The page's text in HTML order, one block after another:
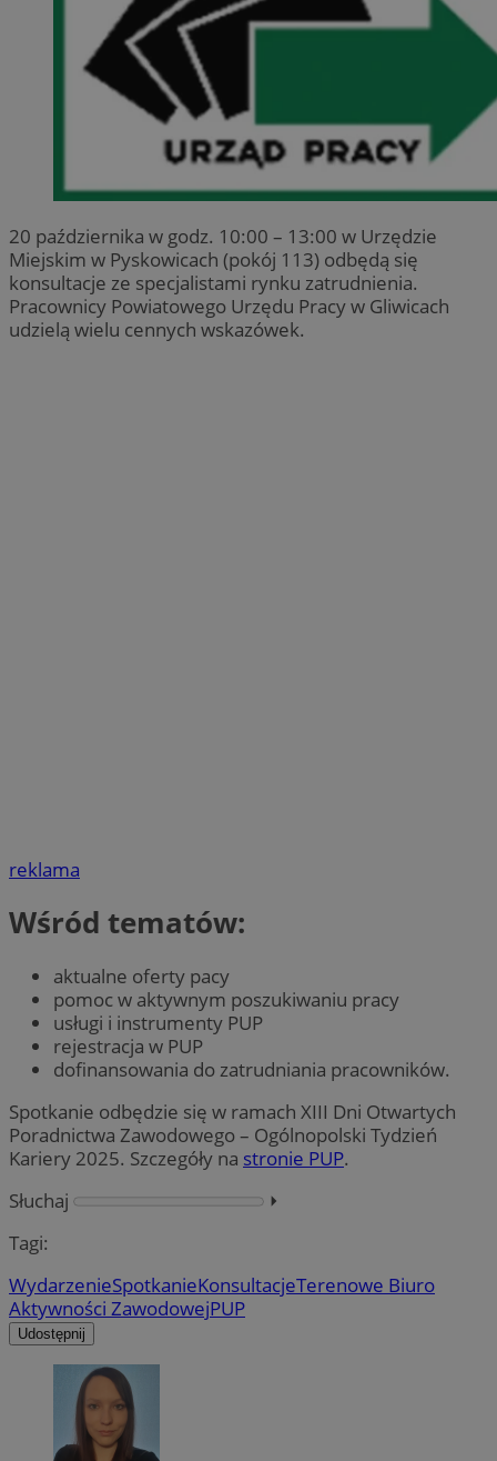
20 października w godz. 10:00 – 13:00 w Urzędzie
Miejskim w Pyskowicach (pokój 113) odbędą się
konsultacje ze specjalistami rynku zatrudnienia.
Pracownicy Powiatowego Urzędu Pracy w Gliwicach
udzielą wielu cennych wskazówek.
reklama
Wśród tematów:
aktualne oferty pacy
pomoc w aktywnym poszukiwaniu pracy
usługi i instrumenty PUP
rejestracja w PUP
dofinansowania do zatrudniania pracowników.
Spotkanie odbędzie się w ramach XIII Dni Otwartych
Poradnictwa Zawodowego – Ogólnopolski Tydzień
Kariery 2025. Szczegóły na stronie PUP.
Słuchaj
⏵︎
Tagi:
WydarzenieSpotkanieKonsultacjeTerenowe Biuro
Aktywności ZawodowejPUP
Udostępnij